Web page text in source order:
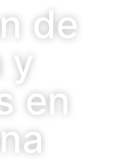
de
y
en